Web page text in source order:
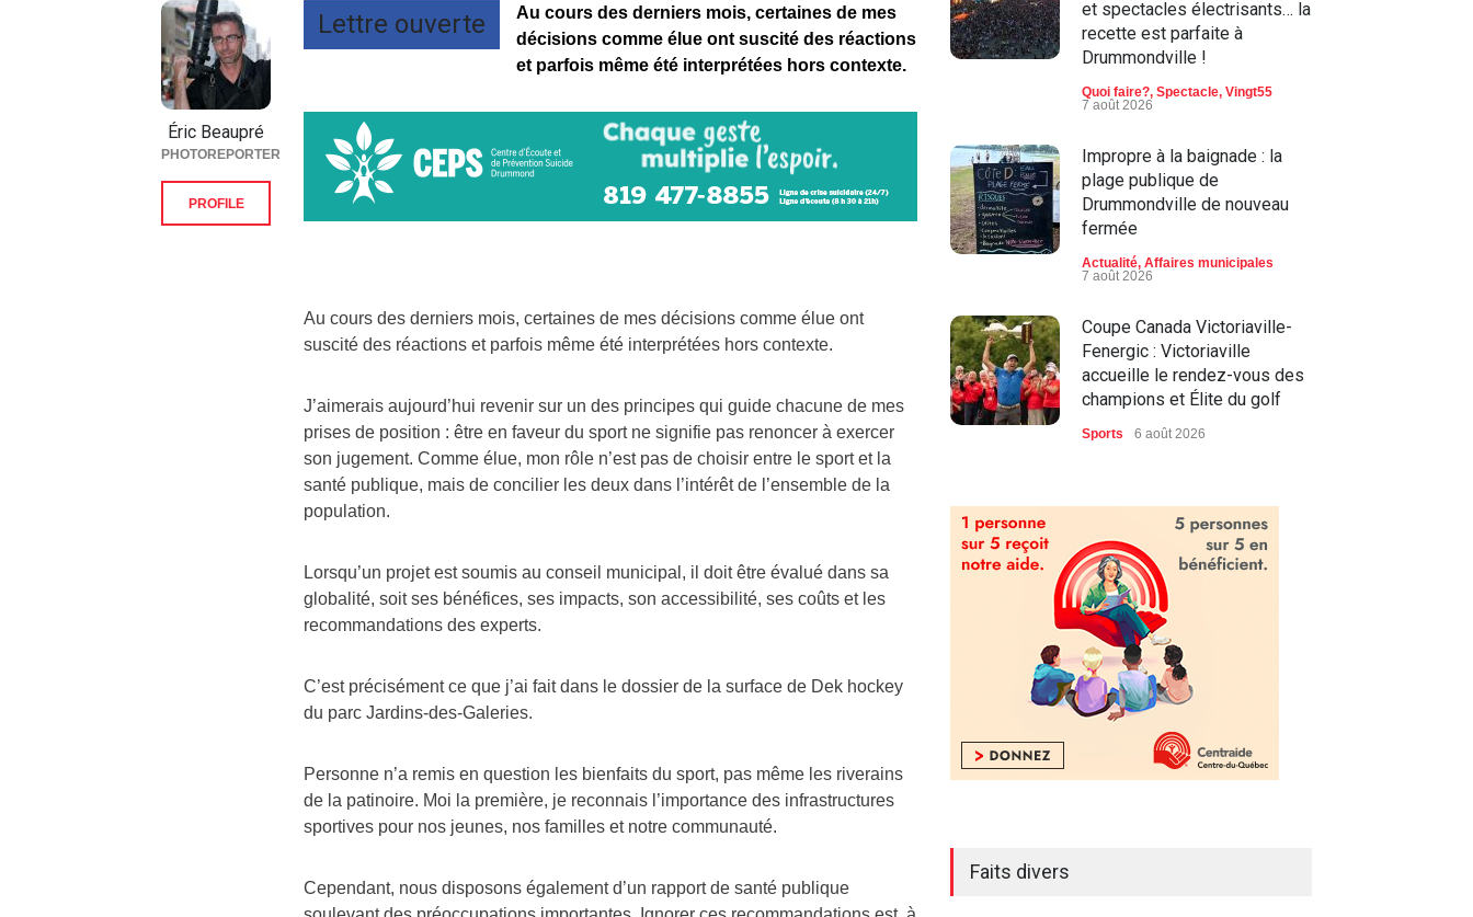
Lettre ouverte
Au cours des derniers mois, certaines de mes
décisions comme élue ont suscité des réactions
et parfois même été interprétées hors contexte.
Au cours des derniers mois, certaines de mes décisions comme élue ont
suscité des réactions et parfois même été interprétées hors contexte.
J’aimerais aujourd’hui revenir sur un des principes qui guide chacune de mes
prises de position : être en faveur du sport ne signifie pas renoncer à exercer
son jugement. Comme élue, mon rôle n’est pas de choisir entre le sport et la
santé publique, mais de concilier les deux dans l’intérêt de l’ensemble de la
population.
Lorsqu’un projet est soumis au conseil municipal, il doit être évalué dans sa
globalité, soit ses bénéfices, ses impacts, son accessibilité, ses coûts et les
recommandations des experts.
C’est précisément ce que j’ai fait dans le dossier de la surface de Dek hockey
du parc Jardins-des-Galeries.
Personne n’a remis en question les bienfaits du sport, pas même les riverains
de la patinoire. Moi la première, je reconnais l’importance des infrastructures
sportives pour nos jeunes, nos familles et notre communauté.
Cependant, nous disposons également d’un rapport de santé publique
Éric Beaupré
PHOTOREPORTER
PROFILE
et spectacles électrisants… la
recette est parfaite à
Drummondville !
Quoi faire?, Spectacle, Vingt55
7 août 2026
Impropre à la baignade : la
plage publique de
Drummondville de nouveau
fermée
Actualité, Affaires municipales
7 août 2026
Coupe Canada Victoriaville-
Fenergic : Victoriaville
accueille le rendez-vous des
champions et Élite du golf
Sports 6 août 2026
Faits divers